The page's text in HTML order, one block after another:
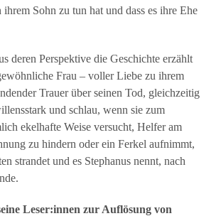
Sohn zu tun hat und dass es ihre Ehe
deren Perspektive die Geschichte erzählt
Frau – voller Liebe zu ihrem
Trauer über seinen Tod, gleichzeitig
und schlau, wenn sie zum
ekelhafte Weise versucht, Helfer am
zu hindern oder ein Ferkel aufnimmt,
strandet und es Stephanus nennt, nach
Leser:innen zur Auflösung von